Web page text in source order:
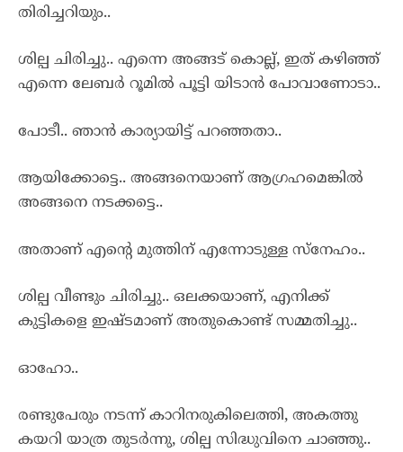
തിരിച്ചറിയും..
ശില്പ ചിരിച്ചു.. എന്നെ അങ്ങട് കൊല്ല്, ഇത് കഴിഞ്ഞ്
എന്നെ ലേബർ റൂമിൽ പൂട്ടി യിടാൻ പോവാണോടാ..
പോടീ.. ഞാൻ കാര്യായിട്ട് പറഞ്ഞതാ..
ആയിക്കോട്ടെ.. അങ്ങനെയാണ് ആഗ്രഹമെങ്കിൽ
അങ്ങനെ നടക്കട്ടെ..
അതാണ് എന്റെ മുത്തിന് എന്നോടുള്ള സ്നേഹം..
ശില്പ വീണ്ടും ചിരിച്ചു.. ഒലക്കയാണ്, എനിക്ക്
കുട്ടികളെ ഇഷ്ടമാണ് അതുകൊണ്ട് സമ്മതിച്ചു..
ഓഹോ..
രണ്ടുപേരും നടന്ന് കാറിനരുകിലെത്തി, അകത്തു
കയറി യാത്ര തുടർന്നു, ശില്പ സിദ്ധുവിനെ ചാഞ്ഞു..